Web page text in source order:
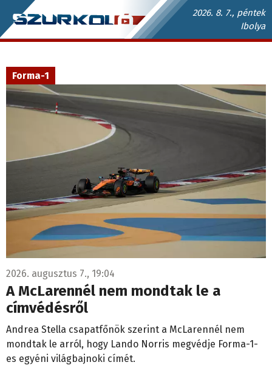
Ugrás
a
2026. 8. 7., péntek
Ibolya
Szurkoló.sk
navigáció
Forma-1
2026. augusztus 7., 19:04
A McLarennél nem mondtak le a
címvédésről
Andrea Stella csapatfőnök szerint a McLarennél nem
mondtak le arról, hogy Lando Norris megvédje Forma-1-
es egyéni világbajnoki címét.